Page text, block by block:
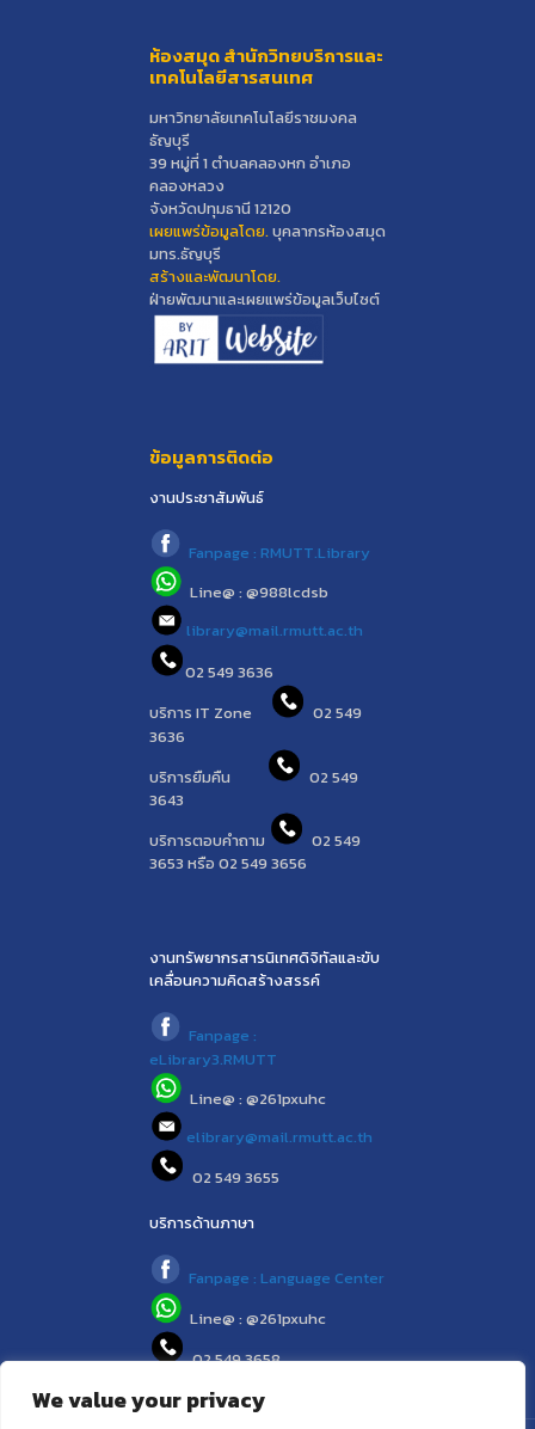
We value your privacy
ห้องสมุด สำนักวิทยบริการและ
เทคโนโลยีสารสนเทศ
มหาวิทยาลัยเทคโนโลยีราชมงคล
ธัญบุรี
39 หมู่ที่ 1 ตำบลคลองหก อำเภอ
คลองหลวง
จังหวัดปทุมธานี 12120
เผยแพร่ข้อมูลโดย.บุคลากรห้องสมุด
มทร.ธัญบุรี
สร้างและพัฒนาโดย.
ฝ่ายพัฒนาและเผยแพร่ข้อมูลเว็บไซต์
ข้อมูลการติดต่อ
งานประชาสัมพันธ์
Fanpage : RMUTT.Library
Line@ : @988lcdsb
library@mail.rmutt.ac.th
02 549 3636
บริการ IT Zone
02 549
3636
บริการยืมคืน
02 549
3643
บริการตอบคำถาม
02 549
3653 หรือ 02 549 3656
งานทรัพยากรสารนิเทศดิจิทัลและขับ
เคลื่อนความคิดสร้างสรรค์
Fanpage :
eLibrary3.RMUTT
Line@ : @261pxuhc
elibrary@mail.rmutt.ac.th
02 549 3655
บริการด้านภาษา
Fanpage : Language Center
Line@ : @261pxuhc
02 549 3658